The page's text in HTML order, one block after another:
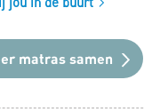
matras samen